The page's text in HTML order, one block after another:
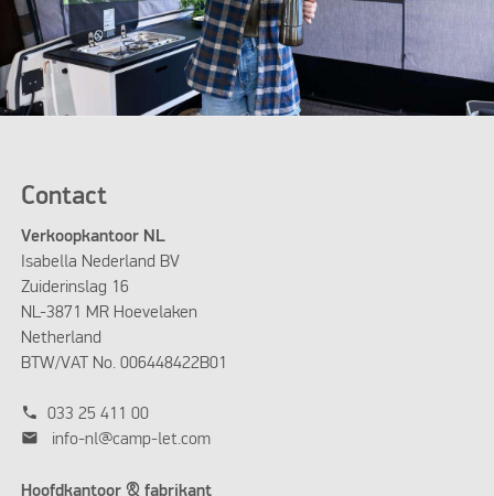
Contact
Verkoopkantoor NL
Isabella Nederland BV
Zuiderinslag 16
NL-3871 MR Hoevelaken
Netherland
BTW/VAT No. 006448422B01
phone 033 25 411 00
mail info-nl@camp-let.com
Hoofdkantoor & fabrikant